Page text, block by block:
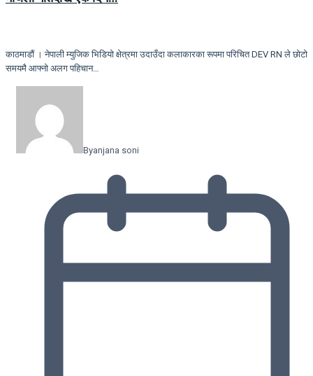
काठमाडौं । नेपाली म्युजिक भिडियो क्षेत्रमा उदाउँदा कलाकारका रूपमा परिचित DEV RN ले छोटो
समयमै आफ्नो अलग पहिचान…
Byanjana soni